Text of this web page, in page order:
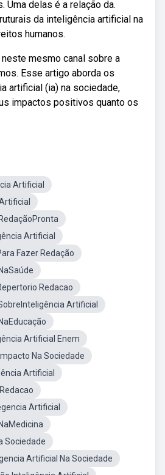
Uma delas é a relação da.
da inteligência artificial na
humanos.
mesmo canal sobre a
Esse artigo aborda os
artificial (ia) na sociedade,
impactos positivos quanto os
Artificial
Artificial
Fazer Redação
Redacao
Artificial
Artificial Enem
Na Sociedade
Artificial
Artificial
Sociedade
Artificial Na Sociedade